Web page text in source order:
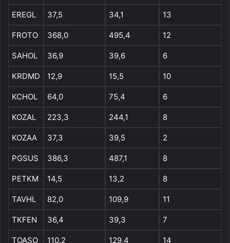
EREGL 37,5 34,1 13
FROTO 368,0 495,4 12
SAHOL 36,9 39,6 6
KRDMD 12,9 15,5 10
KCHOL 64,0 75,4 6
KOZAL 223,3 244,1 8
KOZAA 37,3 39,5 2
PGSUS 386,3 487,1 8
PETKM 14,5 13,2 8
TAVHL 82,0 109,9 11
TKFEN 36,4 39,3 7
TOASO 110,2 129,4 14